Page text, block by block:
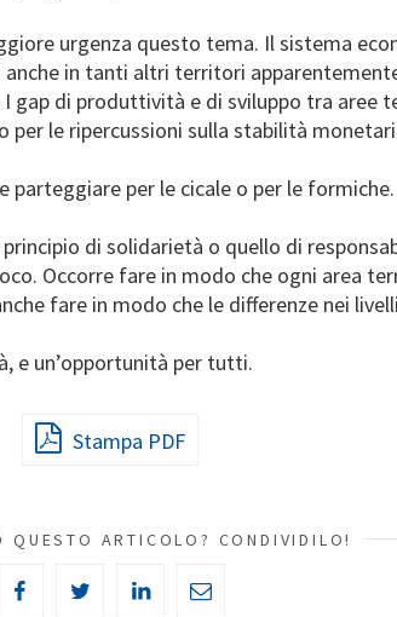
urgenza questo tema. Il sistema
in tanti altri territori
gap di produttività e di sviluppo tra aree
per le ripercussioni sulla stabilità
per le cicale o per le
di solidarietà o quello di
Occorre fare in modo che ogni area
fare in modo che le differenze nei
e un’opportunità per tutti.
Stampa PDF
QUESTO ARTICOLO? CONDIVIDILO!